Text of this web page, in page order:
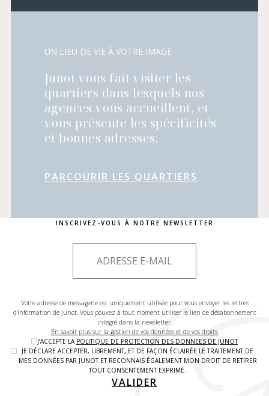
UN LIEU DE VIE À VOTRE IMAGE
Junot vous fait visiter les
quartiers dans lesquels nos
agences vous accueillent, et
vous présente les spécificités
et bonnes adresses.
PARCOURIR LES QUARTIERS
INSCRIVEZ-VOUS À NOTRE NEWSLETTER
Votre adresse de messagerie est uniquement utilisée pour vous envoyer les lettres
d'information de Junot. Vous pouvez à tout moment utiliser le lien de désabonnement
intégré dans la newsletter.
En savoir plus sur la gestion de vos données et de vos droits.
J’ACCEPTE LA POLITIQUE DE PROTECTION DES DONNEES DE JUNOT
JE DÉCLARE ACCEPTER, LIBREMENT, ET DE FAÇON ÉCLAIRÉE LE TRAITEMENT DE
MES DONNÉES PAR JUNOT ET RECONNAIS ÉGALEMENT MON DROIT DE RETIRER
TOUT CONSENTEMENT EXPRIMÉ.
VALIDER